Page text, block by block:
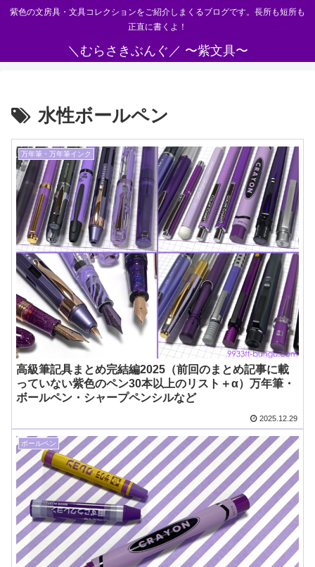
紫色の文房具・文具コレクションをご紹介しまくるブログです。長所も短所も
正直に書くよ！
＼むらさきぶんぐ／ 〜紫文具〜
水性ボールペン
万年筆・万年筆インク
高級筆記具まとめ完結編2025（前回のまとめ記事に載
っていない紫色のペン30本以上のリスト＋α）万年筆・
ボールペン・シャープペンシルなど
2025.12.29
ボールペン